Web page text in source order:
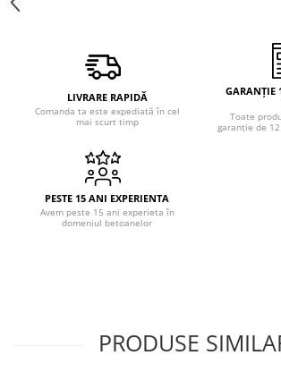
LIVRARE RAPIDĂ
Comanda ta este expediată în cel
mai scurt timp
GARANȚIE
Toate
garanție de
PESTE 15 ANI EXPERIENTA
Avem peste 15 ani experieta în
domeniul betoanelor
PRODUSE